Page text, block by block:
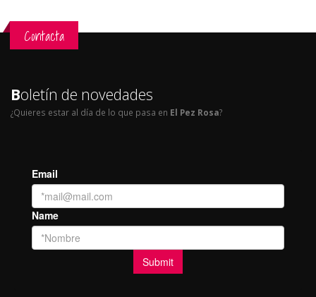
Contacta
Boletín de novedades
¿Quieres estar al día de lo que pasa en El Pez Rosa?